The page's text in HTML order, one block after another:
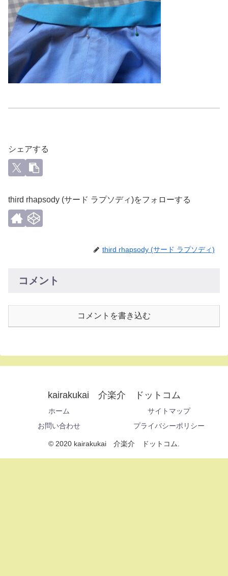
シェアする
third rhapsody (サード ラプソディ)をフォローする
third rhapsody (サード ラプソディ)
コメント
コメントを書き込む
kairakukai 介楽介 ドットコム
ホーム
サイトマップ
お問い合わせ
プライバシーポリシー
© 2020 kairakukai 介楽介 ドットコム.